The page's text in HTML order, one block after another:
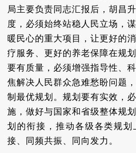
局主要负责同志汇报后，胡昌
度，必须始终站稳人民立场，
暖民心的重大项目，让更好的
疗服务、更好的养老保障在规
要有质量，必须增强指导性、
焦解决人民群众急难愁盼问题
制最优规划。规划要有实效，
施，做好与国家和省级整体规
划的衔接，推动各级各类规
接、同频共振、同向发力。